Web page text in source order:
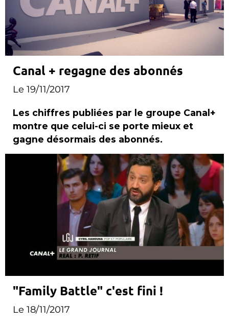
Canal + regagne des abonnés
Le 19/11/2017
Les chiffres publiées par le groupe Canal+
montre que celui-ci se porte mieux et
gagne désormais des abonnés.
"Family Battle" c'est fini !
Le 18/11/2017